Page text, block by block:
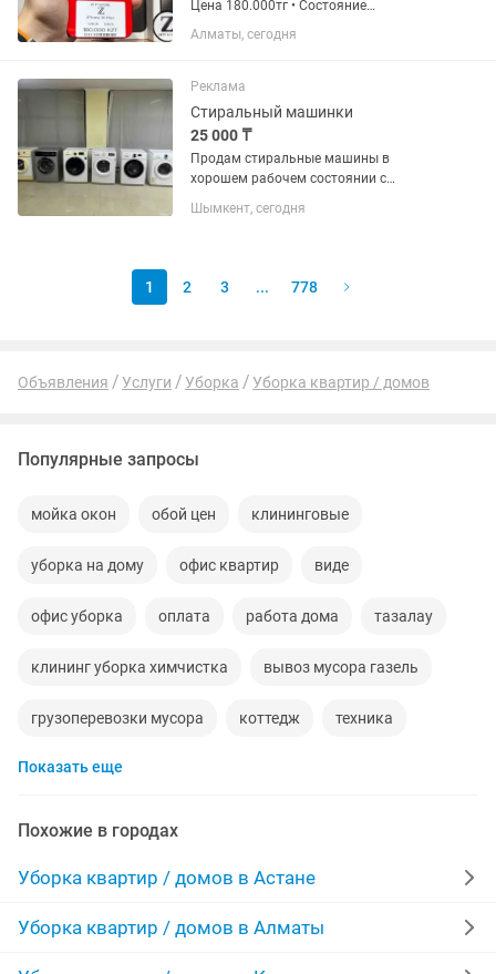
Цена 180.000тг • Состояние
Аккумулятора 82% • Комплект: Шнур
зарядки • Состояние телефона 10/10 •
Алматы, сегодня
Реклама
Стиральный машинки
25 000 ₸
Продам стиральные машины в
хорошем рабочем состоянии с
проверенные мастером с гарантией.
в любое...
Шымкент, сегодня
1 2 3 ... 778
Объявления Услуги Уборка Уборка квартир / домов
Популярные запросы
мойка окон обой цен клининговые
уборка на дому офис квартир виде
офис уборка оплата работа дома тазалау
клининг уборка химчистка вывоз мусора газель
грузоперевозки мусора коттедж техника
влажные
индивидуальный машину домработница
уборка для услуги вывоза мусора
Показать еще
Похожие в городах
Уборка квартир / домов в Астане
Уборка квартир / домов в Алматы